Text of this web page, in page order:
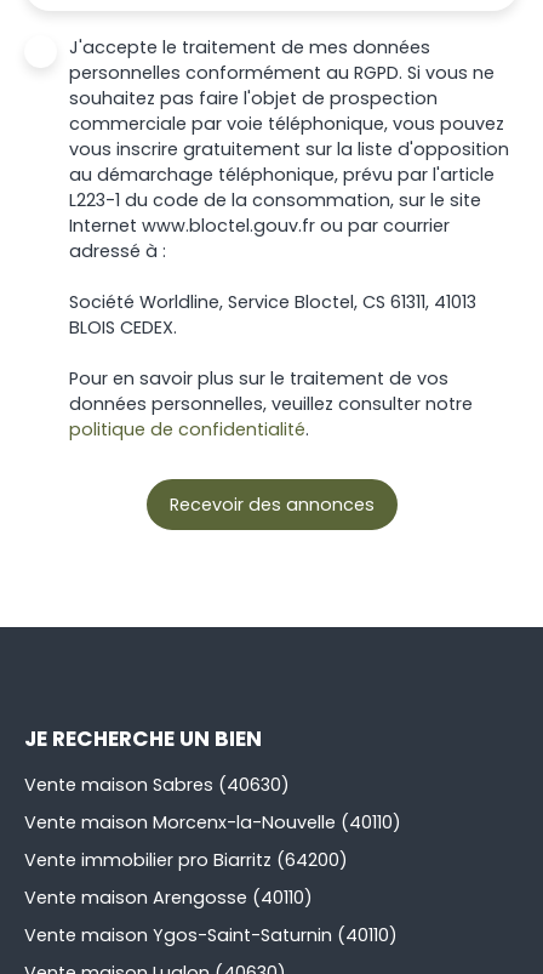
J'accepte le traitement de mes données
personnelles conformément au RGPD. Si vous ne
souhaitez pas faire l'objet de prospection
commerciale par voie téléphonique, vous pouvez
vous inscrire gratuitement sur la liste d'opposition
au démarchage téléphonique, prévu par l'article
L223-1 du code de la consommation, sur le site
Internet www.bloctel.gouv.fr ou par courrier
adressé à :
Société Worldline, Service Bloctel, CS 61311, 41013
BLOIS CEDEX.
Pour en savoir plus sur le traitement de vos
données personnelles, veuillez consulter notre
politique de confidentialité.
Recevoir des annonces
JE RECHERCHE UN BIEN
Vente maison Sabres (40630)
Vente maison Morcenx-la-Nouvelle (40110)
Vente immobilier pro Biarritz (64200)
Vente maison Arengosse (40110)
Vente maison Ygos-Saint-Saturnin (40110)